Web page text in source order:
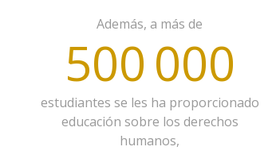
Además, a más de
500 000
estudiantes se les ha proporcionado
educación sobre los derechos
humanos,